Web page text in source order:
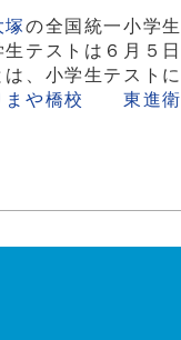
塚の全国統一小学
テストは６月５
、小学生テスト
まや橋校 東進衛